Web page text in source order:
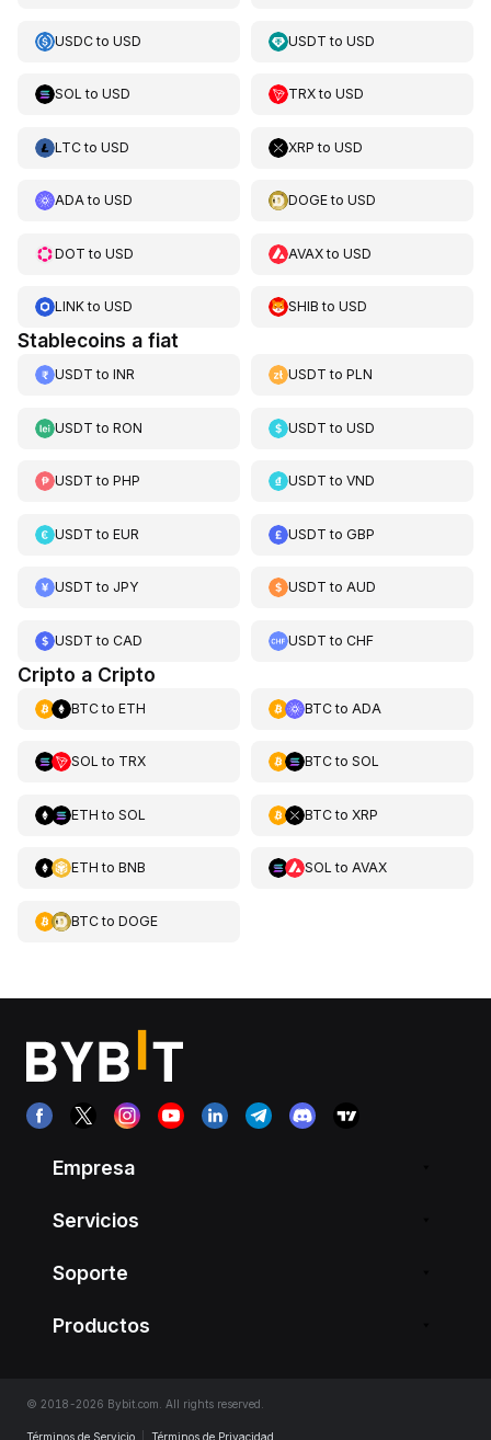
USDCto USD USDT toUSD
SOL to USD TRXtoUSD
LTCto USD XRP toUSD
ADAto USD DOGEtoUSD
DOT to USD AVAXtoUSD
LINKto USD SHIB toUSD
Stablecoins a fiat
USDT to INR USDT toPLN
USDT to RON USDT toUSD
USDT to PHP USDT toVND
USDT to EUR USDT toGBP
USDT to JPY USDT toAUD
USDT to CAD USDT toCHF
Cripto a Cripto
BTCto ETH BTCto ADA
SOL to TRX BTCto SOL
ETH to SOL BTCto XRP
ETH to BNB SOL to AVAX
BTCto DOGE
Empresa
Servicios
Soporte
Productos
© 2018-2026 Bybit.com. All rights reserved.
Términos de Servicio Términos de Privacidad